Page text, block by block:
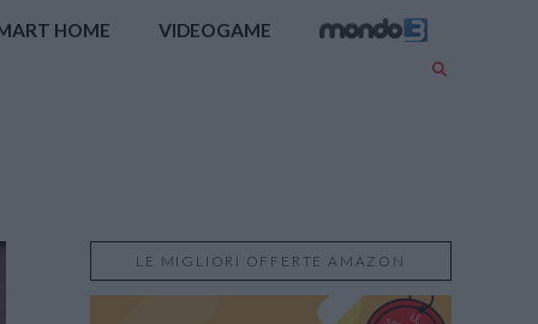
HOME VIDEOGAME
LE MIGLIORI OFFERTE AMAZON